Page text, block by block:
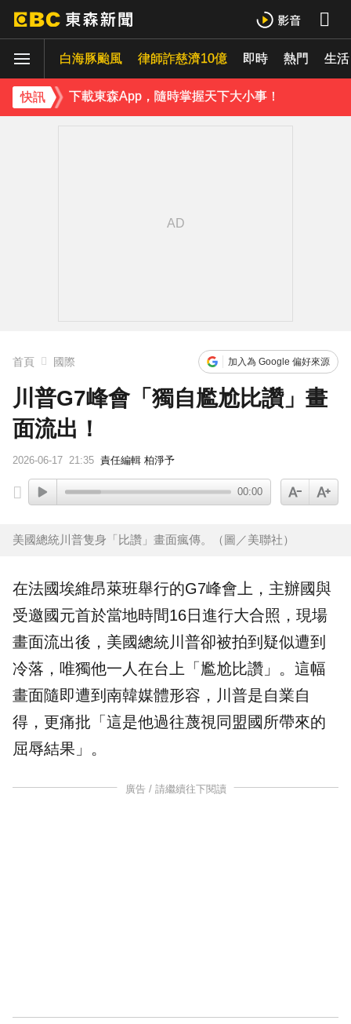
白海豚颱風 律師詐慈濟10億 即時 熱門 生活
快訊 下載東森App，隨時掌握天下大小事！
首頁 國際 加入為 Google 偏好來源
川普G7峰會「獨自尷尬比讚」畫
面流出！
2026-06-17 21:35 責任編輯 柏淨予
00:00
美國總統川普隻身「比讚」畫面瘋傳。（圖／美聯社）
在法國埃維昂萊班舉行的G7峰會 上，主辦國與
受邀國元首於當地時間16日進行大合照，現場
畫面流出後， 美國總統川普卻被拍到疑似遭到
冷落，唯獨他一人在台上「尷尬比讚」。這幅
畫面隨即遭到 南韓媒體形容，川普是自業自
得，更痛批「這是他過往蔑視同盟國所帶來的
屈辱結果」。
廣告 / 請繼續往下閱讀